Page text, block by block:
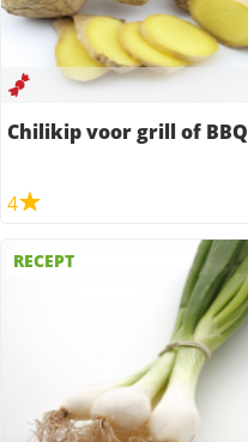
Chilikip voor grill of BBQ
4
RECEPT